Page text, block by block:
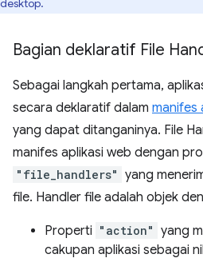
desktop.
Bagian deklaratif File
Sebagai langkah pertama,
secara deklaratif dalam manifes
yang dapat ditanganinya. File
manifes aplikasi web dengan
"file_handlers" yang
file. Handler file adalah objek
Properti "action" yang
cakupan aplikasi sebagai